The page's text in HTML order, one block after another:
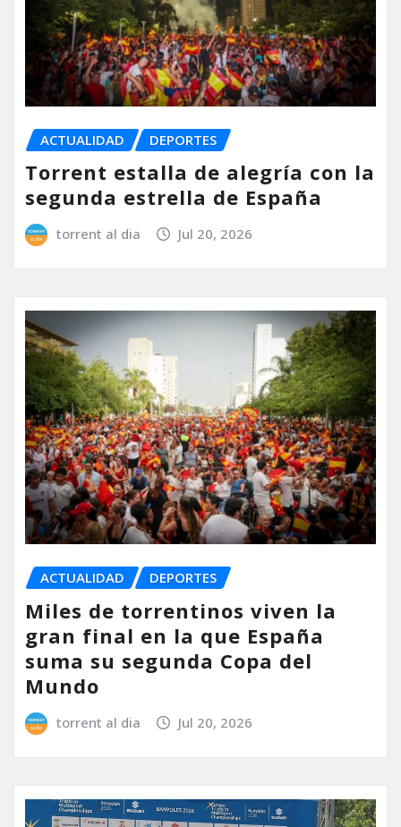
ACTUALIDAD DEPORTES
Torrent estalla de alegría con la
segunda estrella de España
torrent al dia Jul 20, 2026
ACTUALIDAD DEPORTES
Miles de torrentinos viven la
gran final en la que España
suma su segunda Copa del
Mundo
torrent al dia Jul 20, 2026